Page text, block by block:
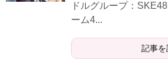
ドルグループ：
ーム4...
記事を